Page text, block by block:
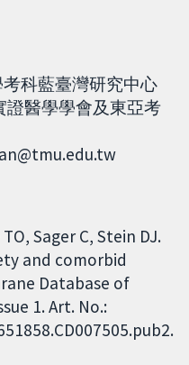
科藍臺灣研究中心
證醫學學會及東亞考
Sager C, Stein DJ.
and comorbid
Database of
1. Art. No.: